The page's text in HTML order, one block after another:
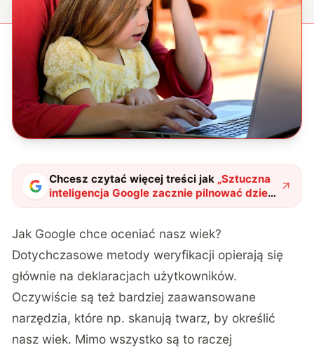
Chcesz czytać więcej treści jak „Sztuczna
inteligencja Google zacznie pilnować dzieci
w sieci. Algorytm przeanalizuje twoją
Jak Google chce oceniać nasz wiek?
Dotychczasowe metody weryfikacji opierają się
głównie na deklaracjach użytkowników.
Oczywiście są też bardziej zaawansowane
narzędzia, które np. skanują twarz, by określić
nasz wiek. Mimo wszystko są to raczej